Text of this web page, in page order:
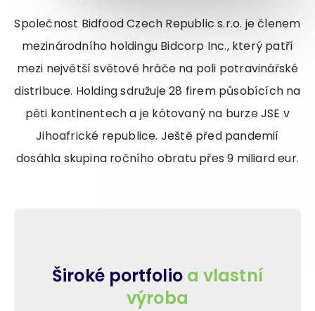
Společnost Bidfood Czech Republic s.r.o. je členem
mezinárodního holdingu Bidcorp Inc., který patří
mezi největší světové hráče na poli potravinářské
distribuce. Holding sdružuje 28 firem působících na
pěti kontinentech a je kótovaný na burze JSE v
Jihoafrické republice. Ještě před pandemií
dosáhla skupina ročního obratu přes 9 miliard eur.
Široké portfolio a vlastní
výroba